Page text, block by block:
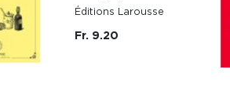
Éditions Larousse
Fr. 9.20